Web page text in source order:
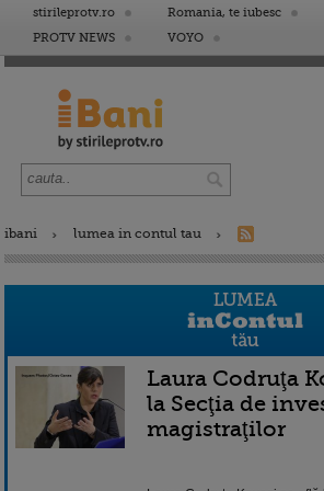
stirileprotv.ro Romania, te iubesc
PROTV NEWS
VOYO
ibani lumea in contul tau
Laura Codruţa
la Secţia de
magistraţilor